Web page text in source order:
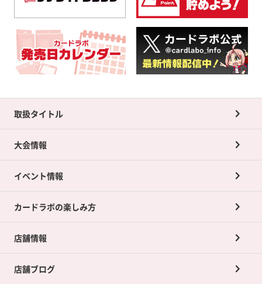
取扱タイトル
大会情報
イベント情報
カードラボの楽しみ方
店舗情報
店舗ブログ